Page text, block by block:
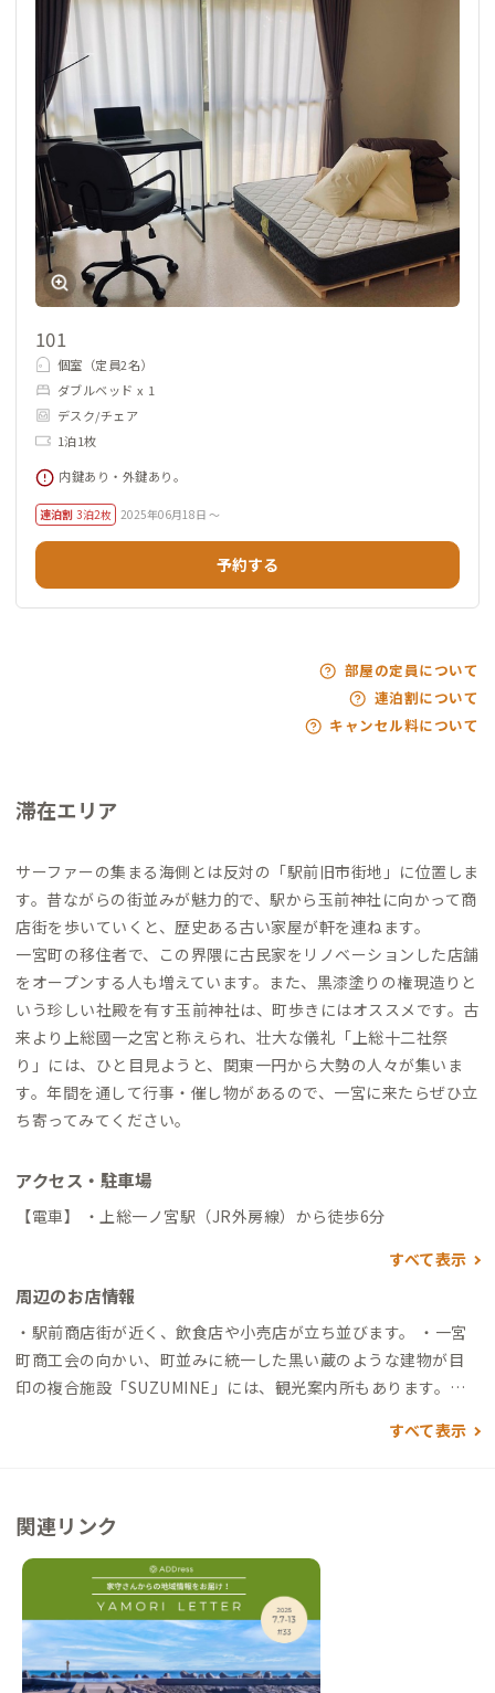
101
個室（定員2名）
ダブルベッド x 1
デスク/チェア
1泊1枚
内鍵あり・外鍵あり。
連泊割 3泊2枚 2025年06月18日 ～
予約する
部屋の定員について
連泊割について
キャンセル料について
滞在エリア
サーファーの集まる海側とは反対の「駅前旧市街地」に位置しま
す。昔ながらの街並みが魅力的で、駅から玉前神社に向かって商
店街を歩いていくと、歴史ある古い家屋が軒を連ねます。
一宮町の移住者で、この界隈に古民家をリノベーションした店舗
をオープンする人も増えています。また、黒漆塗りの権現造りと
いう珍しい社殿を有す玉前神社は、町歩きにはオススメです。古
来より上総國一之宮と称えられ、壮大な儀礼「上総十二社祭
り」には、ひと目見ようと、関東一円から大勢の人々が集いま
す。年間を通して行事・催し物があるので、一宮に来たらぜひ立
ち寄ってみてください。
アクセス・駐車場
【電車】 ・上総一ノ宮駅（JR外房線）から徒歩6分
すべて表示
周辺のお店情報
・駅前商店街が近く、飲食店や小売店が立ち並びます。 ・一宮
町商工会の向かい、町並みに統一した黒い蔵のような建物が目
印の複合施設「SUZUMINE」には、観光案内所もあります。町
Ramen Umikaze うみかぜ』の濃厚真鯛だしラーメンが人気で
店舗『御菓子司角八本店』の「いちご大福」は名物です。
すべて表示
関連リンク